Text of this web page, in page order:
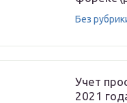
Без
Учет
2021